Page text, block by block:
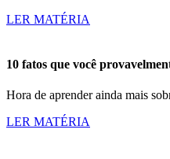
LER MATÉRIA
10 fatos que você
Hora de aprender ainda mais
LER MATÉRIA